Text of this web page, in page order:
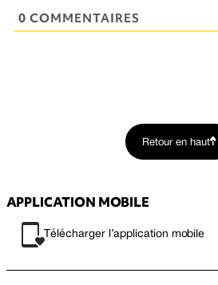
0 COMMENTAIRES
Retour en haut
APPLICATION MOBILE
Télécharger l’application mobile